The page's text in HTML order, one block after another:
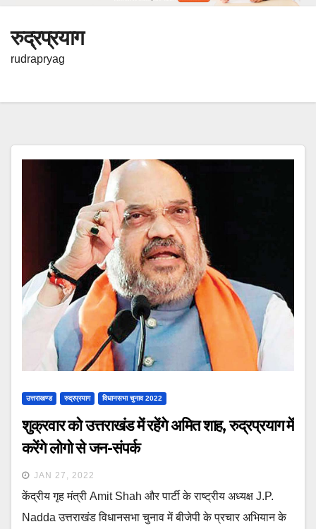
रुद्रप्रयाग
rudrapryag
उत्तराखण्ड रुद्रप्रयाग विधानसभा चुनाव 2022
शुक्रवार को उत्तराखंड में रहेंगे अमित शाह, रुद्रप्रयाग में
करेंगे लोगो से जन-संपर्क
JAN 27, 2022
केंद्रीय गृह मंत्री Amit Shah और पार्टी के राष्ट्रीय अध्यक्ष J.P.
Nadda उत्तराखंड विधानसभा चुनाव में बीजेपी के प्रचार अभियान के